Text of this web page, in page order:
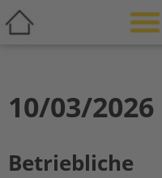
Betriebliche
10/03/2026